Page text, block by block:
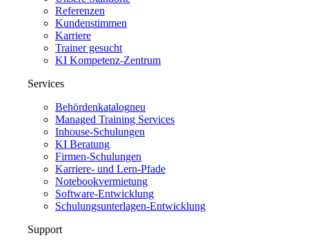
Referenzen
Kundenstimmen
Karriere
Trainer gesucht
KI Kompetenz-Zentrum
Services
Behördenkatalogneu
Managed Training Services
Inhouse-Schulungen
KI Beratung
Firmen-Schulungen
Karriere- und Lern-Pfade
Notebookvermietung
Software-Entwicklung
Schulungsunterlagen-Entwicklung
Support